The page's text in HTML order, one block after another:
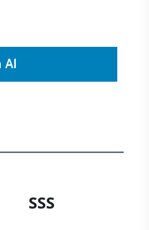
Al
SSS